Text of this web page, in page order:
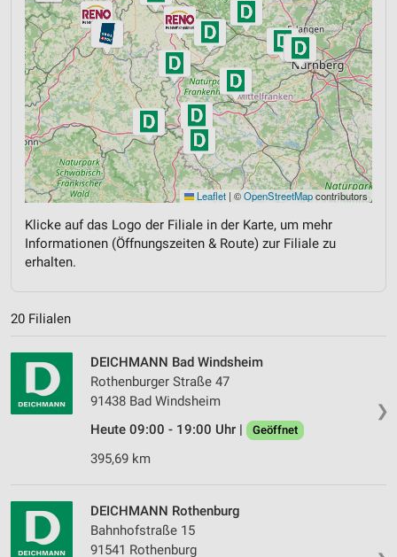
Leaflet | ©OpenStreetMapcontributors
Klicke auf das Logo der Filiale in der Karte, um mehr
Informationen (Öffnungszeiten & Route) zur Filiale zu
erhalten.
20 Filialen
❯
DEICHMANN Bad Windsheim
Rothenburger Straße 47
91438 Bad Windsheim
Heute 09:00 - 19:00 Uhr |
Geöffnet
395,69 km
DEICHMANN Rothenburg
Bahnhofstraße 15
91541 Rothenburg